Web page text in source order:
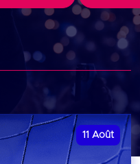
11 Août